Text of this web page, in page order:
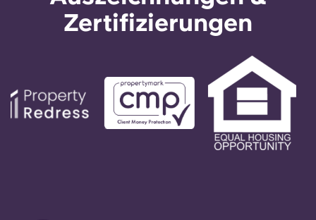
Zertifizierungen